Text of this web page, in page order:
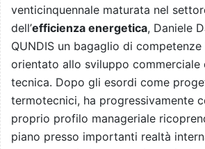
venticinquennale maturata nel
dell’efficienza energetica, Daniele
QUNDIS un bagaglio di
orientato allo sviluppo commerciale
tecnica. Dopo gli esordi come
termotecnici, ha progressivamente
proprio profilo manageriale
piano presso importanti realtà